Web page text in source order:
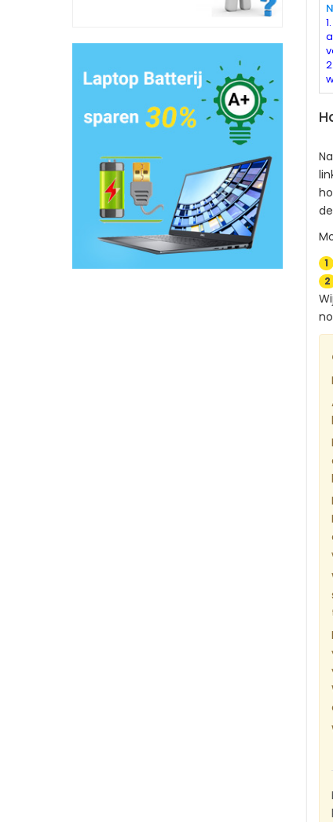
1
2